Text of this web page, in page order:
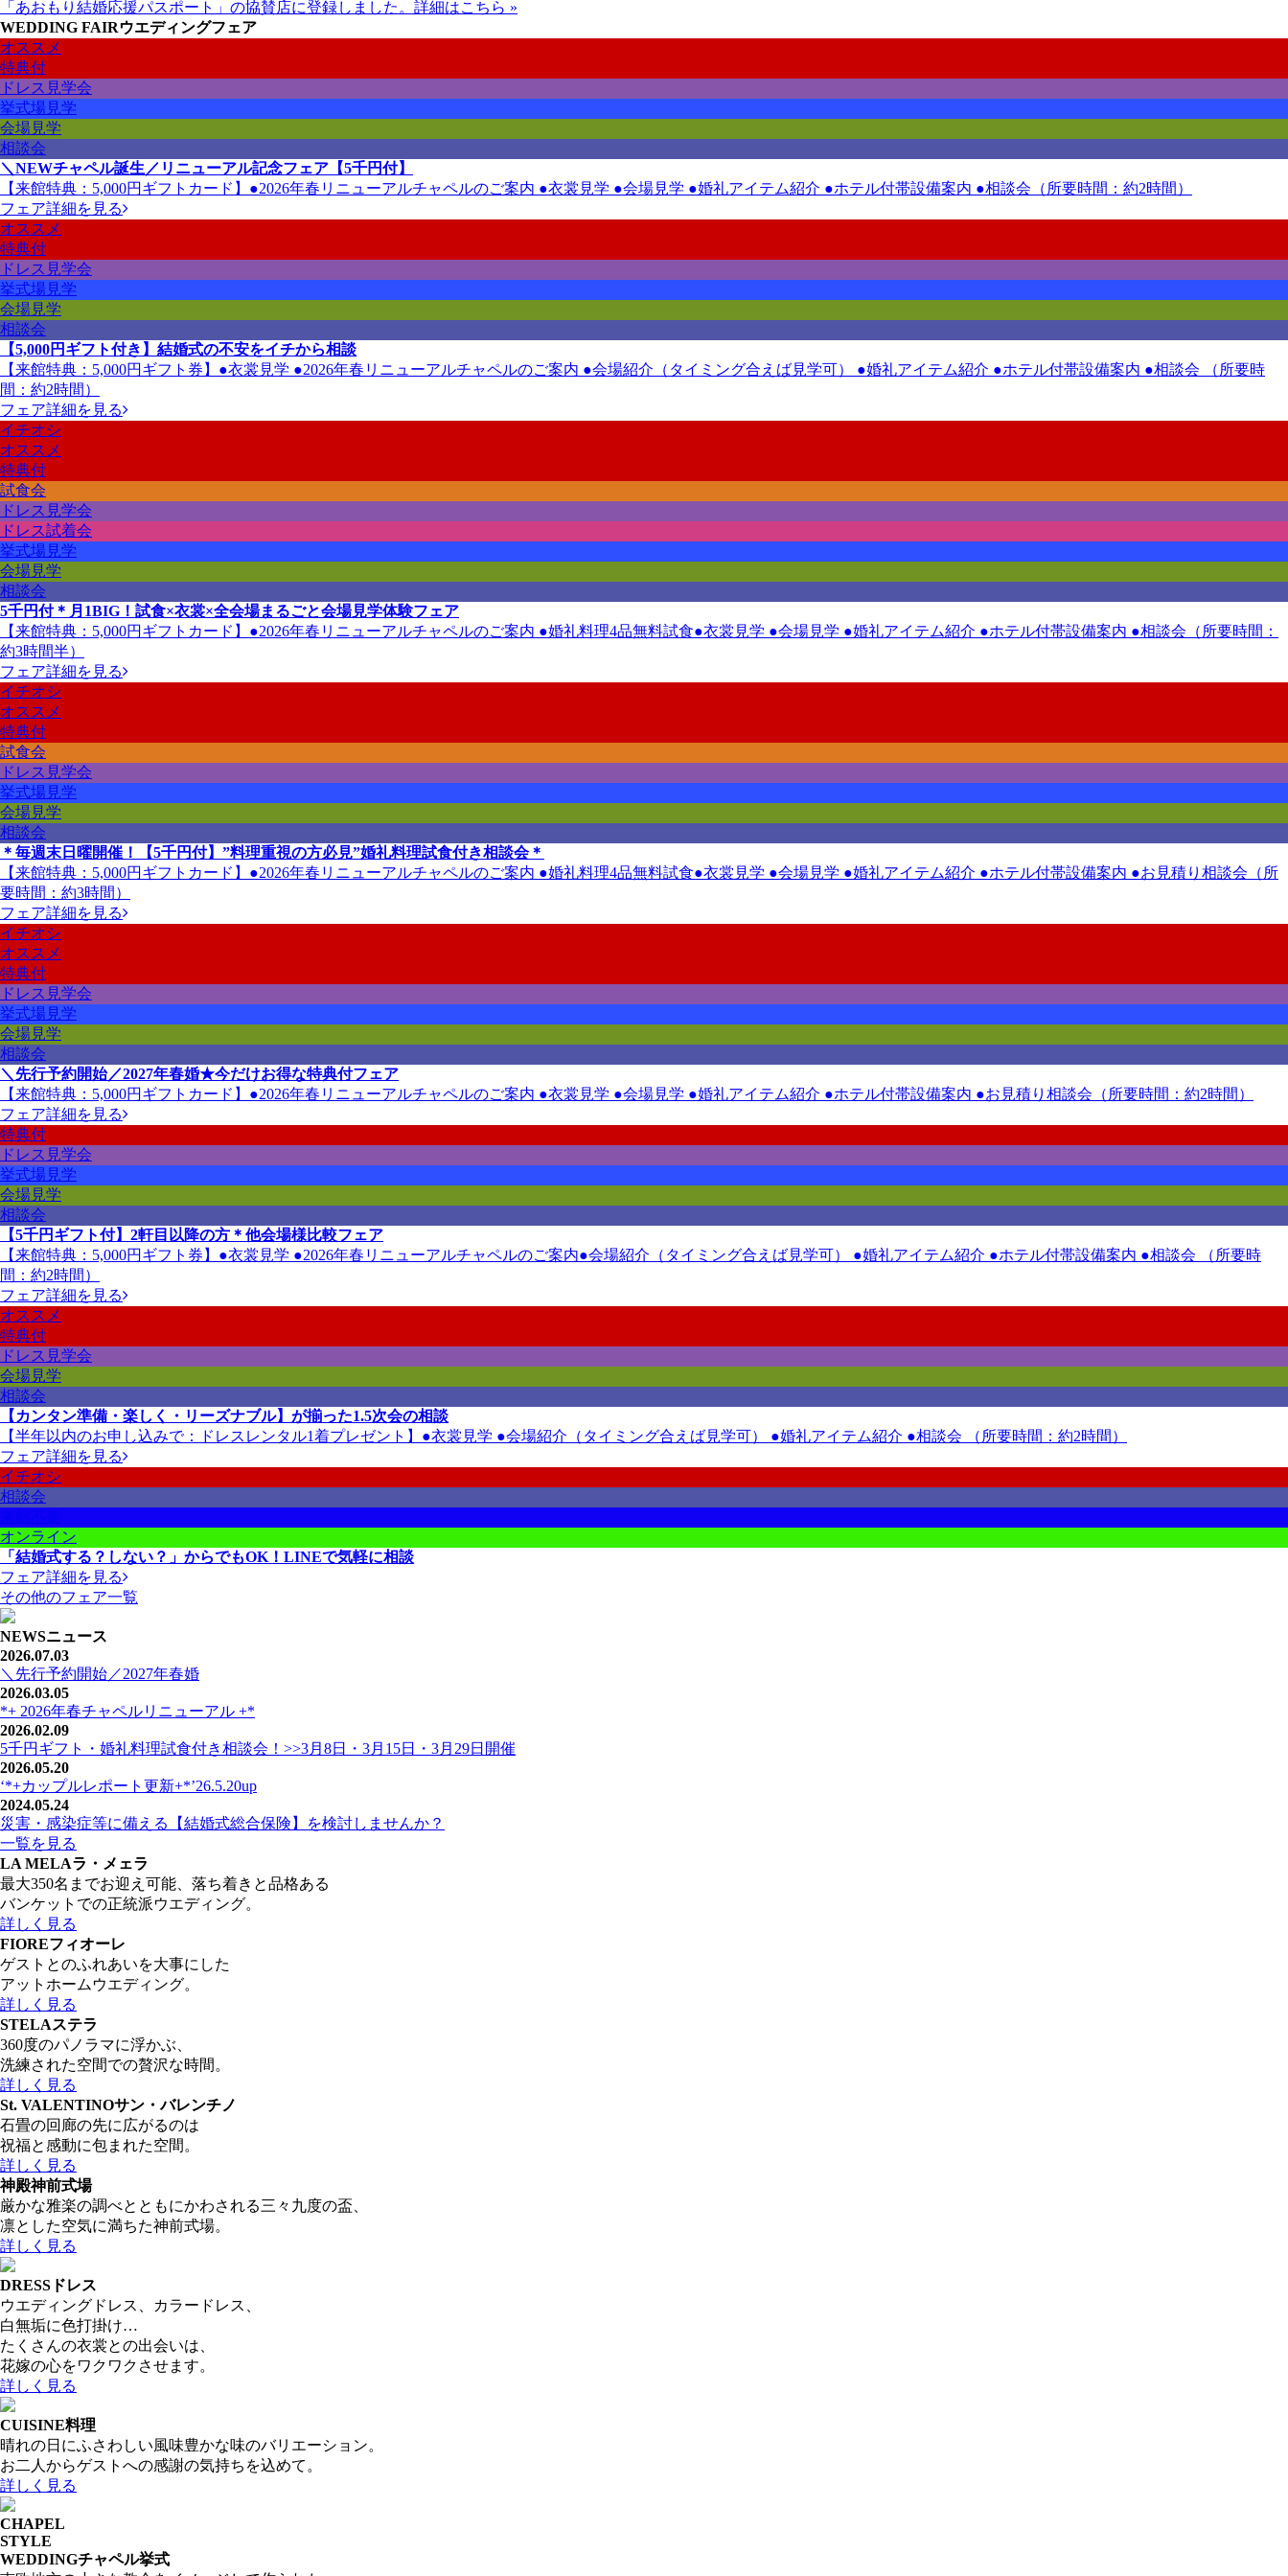
「あおもり結婚応援パスポート」の協賛店に登録しました。 詳細はこちら »
WEDDING FAIRウエディングフェア
オススメ
特典付
ドレス見学会
挙式場見学
会場見学
相談会
＼NEWチャペル誕生／リニューアル記念フェア【5千円付】
【来館特典：5,000円ギフトカード】●2026年春リニューアルチャペルのご案内 ●衣裳見学 ●会場見学 ●婚礼アイテム紹介 ●ホテル付帯設備案内 ●相談会（所要時間：約2時間）
フェア詳細を見る
オススメ
特典付
ドレス見学会
挙式場見学
会場見学
相談会
【5,000円ギフト付き】結婚式の不安をイチから相談
【来館特典：5,000円ギフト券】●衣裳見学 ●2026年春リニューアルチャペルのご案内 ●会場紹介（タイミング合えば見学可） ●婚礼アイテム紹介 ●ホテル付帯設備案内 ●相談会 （所要時
間：約2時間）
フェア詳細を見る
イチオシ
オススメ
特典付
試食会
ドレス見学会
ドレス試着会
挙式場見学
会場見学
相談会
5千円付＊月1BIG！試食×衣裳×全会場まるごと会場見学体験フェア
【来館特典：5,000円ギフトカード】●2026年春リニューアルチャペルのご案内 ●婚礼料理4品無料試食●衣裳見学 ●会場見学 ●婚礼アイテム紹介 ●ホテル付帯設備案内 ●相談会（所要時間：
約3時間半）
フェア詳細を見る
イチオシ
オススメ
特典付
試食会
ドレス見学会
挙式場見学
会場見学
相談会
＊毎週末日曜開催！【5千円付】”料理重視の方必見”婚礼料理試食付き相談会＊
【来館特典：5,000円ギフトカード】●2026年春リニューアルチャペルのご案内 ●婚礼料理4品無料試食●衣裳見学 ●会場見学 ●婚礼アイテム紹介 ●ホテル付帯設備案内 ●お見積り相談会（所
要時間：約3時間）
フェア詳細を見る
イチオシ
オススメ
特典付
ドレス見学会
挙式場見学
会場見学
相談会
＼先行予約開始／2027年春婚★今だけお得な特典付フェア
【来館特典：5,000円ギフトカード】●2026年春リニューアルチャペルのご案内 ●衣裳見学 ●会場見学 ●婚礼アイテム紹介 ●ホテル付帯設備案内 ●お見積り相談会（所要時間：約2時間）
フェア詳細を見る
特典付
ドレス見学会
挙式場見学
会場見学
相談会
【5千円ギフト付】2軒目以降の方＊他会場様比較フェア
【来館特典：5,000円ギフト券】●衣裳見学 ●2026年春リニューアルチャペルのご案内●会場紹介（タイミング合えば見学可） ●婚礼アイテム紹介 ●ホテル付帯設備案内 ●相談会 （所要時
間：約2時間）
フェア詳細を見る
オススメ
特典付
ドレス見学会
会場見学
相談会
【カンタン準備・楽しく・リーズナブル】が揃った1.5次会の相談
【半年以内のお申し込みで：ドレスレンタル1着プレゼント】●衣裳見学 ●会場紹介（タイミング合えば見学可） ●婚礼アイテム紹介 ●相談会 （所要時間：約2時間）
フェア詳細を見る
イチオシ
相談会
オンライン
「結婚式する？しない？」からでもOK！LINEで気軽に相談
フェア詳細を見る
その他のフェア一覧
NEWSニュース
2026.07.03
＼先行予約開始／2027年春婚
2026.03.05
*+ 2026年春チャペルリニューアル +*
2026.02.09
5千円ギフト・婚礼料理試食付き相談会！>>3月8日・3月15日・3月29日開催
2026.05.20
‘*+カップルレポート更新+*’26.5.20up
2024.05.24
災害・感染症等に備える【結婚式総合保険】を検討しませんか？
一覧を見る
LA MELAラ・メェラ
最大350名までお迎え可能、落ち着きと品格ある
バンケットでの正統派ウエディング。
詳しく見る
FIOREフィオーレ
ゲストとのふれあいを大事にした
アットホームウエディング。
詳しく見る
STELAステラ
360度のパノラマに浮かぶ、
洗練された空間での贅沢な時間。
詳しく見る
St. VALENTINOサン・バレンチノ
石畳の回廊の先に広がるのは
祝福と感動に包まれた空間。
詳しく見る
神殿神前式場
厳かな雅楽の調べとともにかわされる三々九度の盃、
凛とした空気に満ちた神前式場。
詳しく見る
DRESS ドレス
ウエディングドレス、カラードレス、
白無垢に色打掛け…
たくさんの衣裳との出会いは、
花嫁の心をワクワクさせます。
詳しく見る
CUISINE料理
晴れの日にふさわしい風味豊かな味のバリエーション。
お二人からゲストへの感謝の気持ちを込めて。
詳しく見る
CHAPEL
STYLE
WEDDINGチャペル挙式